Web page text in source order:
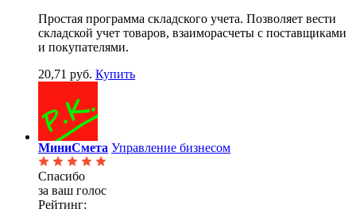
Простая программа складского учета. Позволяет вести
складской учет товаров, взаиморасчеты с поставщиками
и покупателями.
20,71 руб. Купить
МиниСмета Управление бизнесом
Спасибо
за ваш голос
Рейтинг: